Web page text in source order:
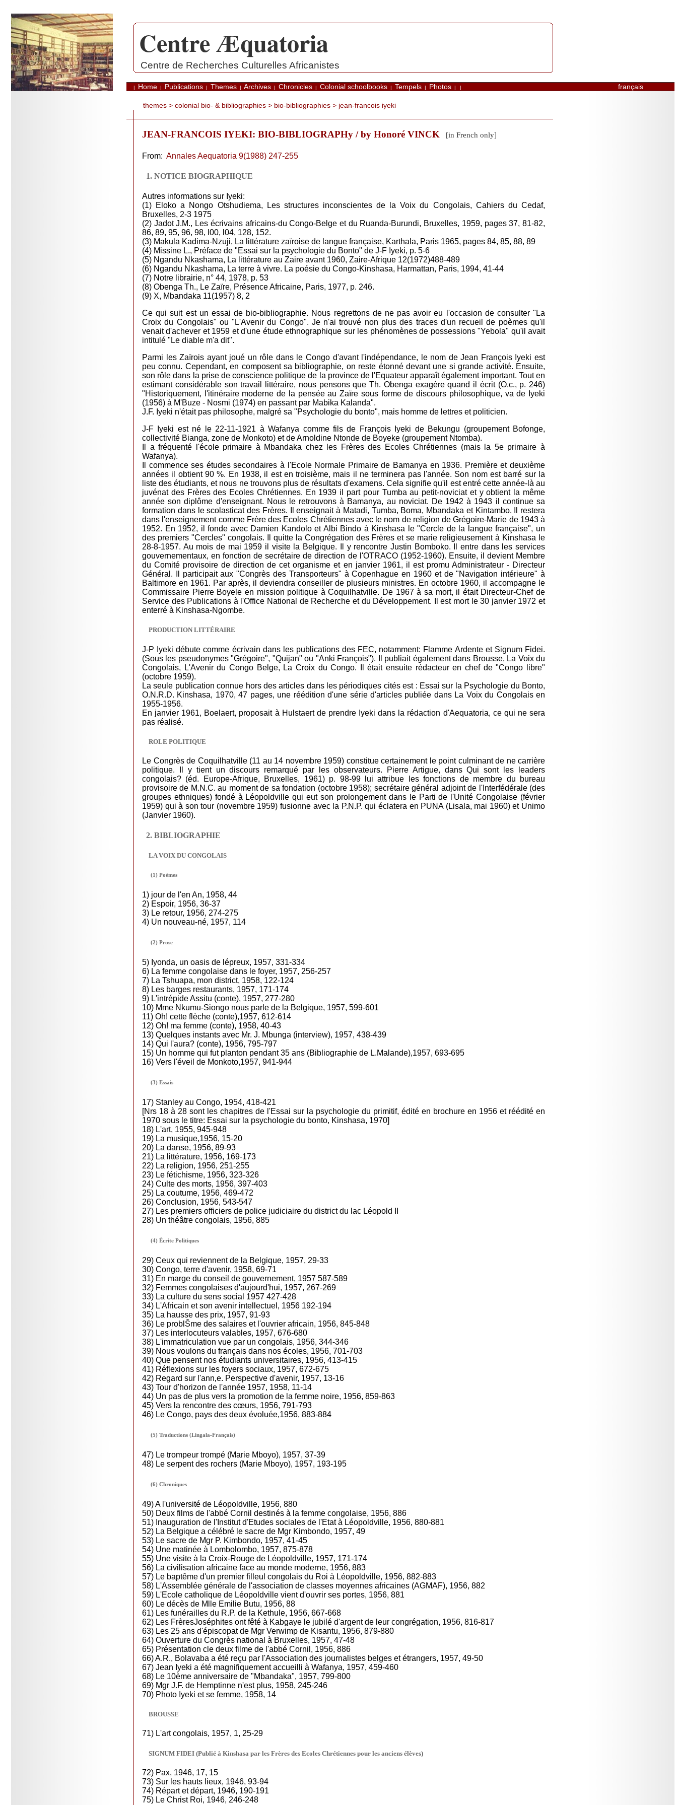
. Centre Æquatoria
Centre de Recherches Culturelles Africanistes
| Home | Publications | Themes | Archives | Chronicles | Colonial schoolbooks | Tempels | Photos | | français
themes> colonial bio- & bibliographies> bio-bibliographies> jean-francois iyeki
JEAN-FRANCOIS IYEKI: BIO-BIBLIOGRAPHy / by Honoré VINCK [in French only]
From: Annales Aequatoria 9(1988) 247-255
1. NOTICE BIOGRAPHIQUE
Autres informations sur Iyeki:
(1) Eloko a Nongo Otshudiema, Les structures inconscientes de la Voix du Congolais, Cahiers du Cedaf,
Bruxelles, 2-3 1975
(2) Jadot J.M., Les écrivains africains-du Congo-Belge et du Ruanda-Burundi, Bruxelles, 1959, pages 37, 81-82,
86, 89, 95, 96, 98, l00, l04, 128, 152.
(3) Makula Kadima-Nzuji, La littérature zaïroise de langue française, Karthala, Paris 1965, pages 84, 85, 88, 89
(4) Missine L., Préface de "Essai sur la psychologie du Bonto" de J-F Iyeki, p. 5-6
(5) Ngandu Nkashama, La littérature au Zaire avant 1960, Zaire-Afrique 12(1972)488-489
(6) Ngandu Nkashama, La terre à vivre. La poésie du Congo-Kinshasa, Harmattan, Paris, 1994, 41-44
(7) Notre librairie, n° 44, 1978, p. 53
(8) Obenga Th., Le Zaïre, Présence Africaine, Paris, 1977, p. 246.
(9) X, Mbandaka 11(1957) 8, 2
Ce qui suit est un essai de bio-bibliographie. Nous regrettons de ne pas avoir eu l'occasion de consulter "La
Croix du Congolais" ou "L'Avenir du Congo". Je n'ai trouvé non plus des traces d'un recueil de poèmes qu'il
venait d'achever et 1959 et d'une étude ethnographique sur les phénomènes de possessions "Yebola" qu'il avait
intitulé "Le diable m'a dit".
Parmi les Zaïrois ayant joué un rôle dans le Congo d'avant l'indépendance, le nom de Jean François Iyeki est
peu connu. Cependant, en composent sa bibliographie, on reste étonné devant une si grande activité. Ensuite,
son rôle dans la prise de conscience politique de la province de l'Equateur apparaît également important. Tout en
estimant considérable son travail littéraire, nous pensons que Th. Obenga exagère quand il écrit (O.c., p. 246)
"Historiquement, l'itinéraire moderne de la pensée au Zaïre sous forme de discours philosophique, va de Iyeki
(1956) à M'Buze - Nosmi (1974) en passant par Mabika Kalanda".
J.F. Iyeki n'était pas philosophe, malgré sa "Psychologie du bonto", mais homme de lettres et politicien.
J-F Iyeki est né le 22-11-1921 à Wafanya comme fils de François Iyeki de Bekungu (groupement Bofonge,
collectivité Bianga, zone de Monkoto) et de Arnoldine Ntonde de Boyeke (groupement Ntomba).
Il a fréquenté l'école primaire à Mbandaka chez les Frères des Ecoles Chrétiennes (mais la 5e primaire à
Wafanya).
Il commence ses études secondaires à l'Ecole Normale Primaire de Bamanya en 1936. Première et deuxième
années il obtient 90 %. En 1938, il est en troisième, mais il ne terminera pas l'année. Son nom est barré sur la
liste des étudiants, et nous ne trouvons plus de résultats d'examens. Cela signifie qu'il est entré cette année-là au
juvénat des Frères des Ecoles Chrétiennes. En 1939 il part pour Tumba au petit-noviciat et y obtient la même
année son diplôme d'enseignant. Nous le retrouvons à Bamanya, au noviciat. De 1942 à 1943 il continue sa
formation dans le scolasticat des Frères. Il enseignait à Matadi, Tumba, Boma, Mbandaka et Kintambo. Il restera
dans l'enseignement comme Frère des Ecoles Chrétiennes avec le nom de religion de Grégoire-Marie de 1943 à
1952. En 1952, il fonde avec Damien Kandolo et Albi Bindo à Kinshasa le "Cercle de la langue française", un
des premiers "Cercles" congolais. Il quitte la Congrégation des Frères et se marie religieusement à Kinshasa le
28-8-1957. Au mois de mai 1959 il visite la Belgique. Il y rencontre Justin Bomboko. Il entre dans les services
gouvernementaux, en fonction de secrétaire de direction de l'OTRACO (1952-1960). Ensuite, il devient Membre
du Comité provisoire de direction de cet organisme et en janvier 1961, il est promu Administrateur - Directeur
Général. Il participait aux "Congrès des Transporteurs" à Copenhague en 1960 et de "Navigation intérieure" à
Baltimore en 1961. Par après, il deviendra conseiller de plusieurs ministres. En octobre 1960, il accompagne le
Commissaire Pierre Boyele en mission politique à Coquilhatville. De 1967 à sa mort, il était Directeur-Chef de
Service des Publications à l'Office National de Recherche et du Développement. Il est mort le 30 janvier 1972 et
enterré à Kinshasa-Ngombe.
PRODUCTION LITTÉRAIRE
J-P Iyeki débute comme écrivain dans les publications des FEC, notamment: Flamme Ardente et Signum Fidei.
(Sous les pseudonymes "Grégoire", "Quijan" ou "Anki François"). Il publiait également dans Brousse, La Voix du
Congolais, L'Avenir du Congo Belge, La Croix du Congo. Il était ensuite rédacteur en chef de "Congo libre"
(octobre 1959).
La seule publication connue hors des articles dans les périodiques cités est : Essai sur la Psychologie du Bonto,
O.N.R.D. Kinshasa, 1970, 47 pages, une réédition d'une série d'articles publiée dans La Voix du Congolais en
1955-1956.
En janvier 1961, Boelaert, proposait à Hulstaert de prendre Iyeki dans la rédaction d'Aequatoria, ce qui ne sera
pas réalisé.
ROLE POLITIQUE
Le Congrès de Coquilhatville (11 au 14 novembre 1959) constitue certainement le point culminant de ne carrière
politique. Il y tient un discours remarqué par les observateurs. Pierre Artigue, dans Qui sont les leaders
congolais? (éd. Europe-Afrique, Bruxelles, 1961) p. 98-99 lui attribue les fonctions de membre du bureau
provisoire de M.N.C. au moment de sa fondation (octobre 1958); secrétaire général adjoint de l'Interfédérale (des
groupes ethniques) fondé à Léopoldville qui eut son prolongement dans le Parti de l'Unité Congolaise (février
1959) qui à son tour (novembre 1959) fusionne avec la P.N.P. qui éclatera en PUNA (Lisala, mai 1960) et Unimo
(Janvier 1960).
2. BIBLIOGRAPHIE
LA VOIX DU CONGOLAIS
(1) Poèmes
1) jour de l'en An, 1958, 44
2) Espoir, 1956, 36-37
3) Le retour, 1956, 274-275
4) Un nouveau-né, 1957, 114
(2) Prose
5) Iyonda, un oasis de lépreux, 1957, 331-334
6) La femme congolaise dans le foyer, 1957, 256-257
7) La Tshuapa, mon district, 1958, 122-124
8) Les barges restaurants, 1957, 171-174
9) L'intrépide Assitu (conte), 1957, 277-280
10) Mme Nkumu-Siongo nous parle de la Belgique, 1957, 599-601
11) Oh! cette flèche (conte),1957, 612-614
12) Oh! ma femme (conte), 1958, 40-43
13) Quelques instants avec Mr. J. Mbunga (interview), 1957, 438-439
14) Qui l'aura? (conte), 1956, 795-797
15) Un homme qui fut planton pendant 35 ans (Bibliographie de L.Malande),1957, 693-695
16) Vers l'éveil de Monkoto,1957, 941-944
(3) Essais
17) Stanley au Congo, 1954, 418-421
[Nrs 18 à 28 sont les chapitres de l'Essai sur la psychologie du primitif, édité en brochure en 1956 et réédité en
1970 sous le titre: Essai sur la psychologie du bonto, Kinshasa, 1970]
18) L'art, 1955, 945-948
19) La musique,1956, 15-20
20) La danse, 1956, 89-93
21) La littérature, 1956, 169-173
22) La religion, 1956, 251-255
23) Le fétichisme, 1956, 323-326
24) Culte des morts, 1956, 397-403
25) La coutume, 1956, 469-472
26) Conclusion, 1956, 543-547
27) Les premiers officiers de police judiciaire du district du lac Léopold II
28) Un théâtre congolais, 1956, 885
(4) Écrite Politiques
29) Ceux qui reviennent de la Belgique, 1957, 29-33
30) Congo, terre d'avenir, 1958, 69-71
31) En marge du conseil de gouvernement, 1957 587-589
32) Femmes congolaises d'aujourd'hui, 1957, 267-269
33) La culture du sens social 1957 427-428
34) L'Africain et son avenir intellectuel, 1956 192-194
35) La hausse des prix, 1957, 91-93
36) Le problŠme des salaires et l'ouvrier africain, 1956, 845-848
37) Les interlocuteurs valables, 1957, 676-680
38) L'immatriculation vue par un congolais, 1956, 344-346
39) Nous voulons du français dans nos écoles, 1956, 701-703
40) Que pensent nos étudiants universitaires, 1956, 413-415
41) Réflexions sur les foyers sociaux, 1957, 672-675
42) Regard sur l'ann‚e. Perspective d'avenir, 1957, 13-16
43) Tour d'horizon de l'année 1957, 1958, 11-14
44) Un pas de plus vers la promotion de la femme noire, 1956, 859-863
45) Vers la rencontre des cœurs, 1956, 791-793
46) Le Congo, pays des deux évoluée,1956, 883-884
(5) Traductions (Lingala-Français)
47) Le trompeur trompé (Marie Mboyo), 1957, 37-39
48) Le serpent des rochers (Marie Mboyo), 1957, 193-195
(6) Chroniques
49) A l'université de Léopoldville, 1956, 880
50) Deux films de l'abbé Cornil destinés à la femme congolaise, 1956, 886
51) Inauguration de l'Institut d'Etudes sociales de l'Etat à Léopoldville, 1956, 880-881
52) La Belgique a célébré le sacre de Mgr Kimbondo, 1957, 49
53) Le sacre de Mgr P. Kimbondo, 1957, 41-45
54) Une matinée à Lombolombo, 1957, 875-878
55) Une visite à la Croix-Rouge de Léopoldville, 1957, 171-174
56) La civilisation africaine face au monde moderne, 1956, 883
57) Le baptême d'un premier filleul congolais du Roi à Léopoldville, 1956, 882-883
58) L'Assemblée générale de l'association de classes moyennes africaines (AGMAF), 1956, 882
59) L'Ecole catholique de Léopoldville vient d'ouvrir ses portes, 1956, 881
60) Le décès de Mlle Emilie Butu, 1956, 88
61) Les funérailles du R.P. de la Kethule, 1956, 667-668
62) Les FrèresJoséphites ont fêté à Kabgaye le jubilé d'argent de leur congrégation, 1956, 816-817
63) Les 25 ans d'épiscopat de Mgr Verwimp de Kisantu, 1956, 879-880
64) Ouverture du Congrès national à Bruxelles, 1957, 47-48
65) Présentation cle deux filme de l'abbé Cornil, 1956, 886
66) A.R., Bolavaba a été reçu par l'Association des journalistes belges et étrangers, 1957, 49-50
67) Jean Iyeki a été magnifiquement accueilli à Wafanya, 1957, 459-460
68) Le 10ème anniversaire de "Mbandaka", 1957, 799-800
69) Mgr J.F. de Hemptinne n'est plus, 1958, 245-246
70) Photo Iyeki et se femme, 1958, 14
BROUSSE
71) L'art congolais, 1957, 1, 25-29
SIGNUM FIDEI (Publié à Kinshasa par les Frères des Ecoles Chrétiennes pour les anciens élèves)
72) Pax, 1946, 17, 15
73) Sur les hauts lieux, 1946, 93-94
74) Répart et départ, 1946, 190-191
75) Le Christ Roi, 1946, 246-248